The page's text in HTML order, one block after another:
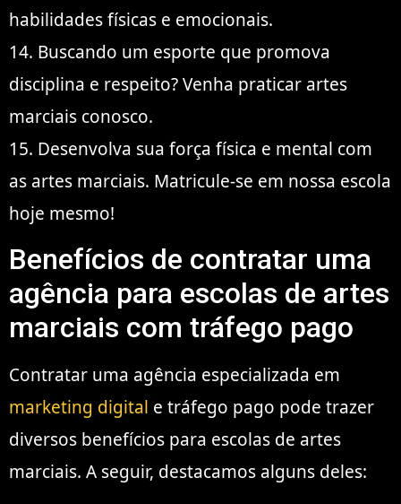
habilidades físicas e emocionais.
14. Buscando um esporte que promova
disciplina e respeito? Venha praticar artes
marciais conosco.
15. Desenvolva sua força física e mental com
as artes marciais. Matricule-se em nossa escola
hoje mesmo!
Benefícios de contratar uma
agência para escolas de artes
marciais com tráfego pago
Contratar uma agência especializada em
marketing digital e tráfego pago pode trazer
diversos benefícios para escolas de artes
marciais. A seguir, destacamos alguns deles: